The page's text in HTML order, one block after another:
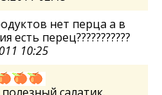
нет перца а в
есть перец???????????
10:25